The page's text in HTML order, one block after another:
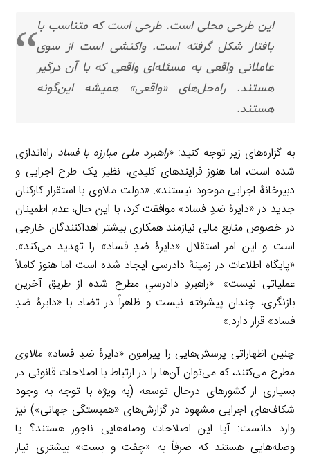
این طرحی محلی است. طرحی است که متناسب با
بافتار شکل گرفته است. واکنشی است از سوی
عاملانی واقعی به مسئله‌ای واقعی که با آن درگیر
هستند. راه‌حل‌های «واقعی» همیشه این‌گونه
هستند.
به گزاره‌های زیر توجه کنید: «راهبرد ملی مبارزه با فساد راه‌اندازی
شده است، اما هنوز فرایندهای کلیدی، نظیر یک طرح اجرایی و
دبیرخانۀ‌ اجرایی موجود نیستند». «دولت مالاوی با استقرار کارکنان
جدید در «دایرۀ ضدِ فساد» موافقت کرد، با این حال، عدم اطمینان
در خصوص منابع مالی نیازمند همکاری بیشتر اهداکنندگان خارجی
است و این امر استقلال «دایرۀ ضدِ فساد» را تهدید می‌کند».
«پایگاه اطلاعات در زمینۀ دادرسی ایجاد شده است اما هنوز کاملاً
عملیاتی نیست». «راهبردِ دادرسیِ مطرح شده از طریق آخرین
بازنگری، چندان پیشرفته نیست و ظاهراً در تضاد با «دایرۀ ضدِ
فساد» قرار دارد.»
چنین اظهاراتی پرسش‌هایی را پیرامون «دایرۀ ضدِ فساد» مالاوی
مطرح می‌کنند، که می‌توان آن‌ها را در ارتباط با اصلاحات قانونی در
بسیاری از کشورهای درحال توسعه (به ویژه با توجه به وجود
شکاف‌های اجرایی مشهود در گزارش‌های «همبستگی جهانی») نیز
وارد دانست: آیا این اصلاحات وصله‌هایی ناجور هستند؟ یا
وصله‌هایی هستند که صرفاً به «چفت و بست» بیشتری نیاز